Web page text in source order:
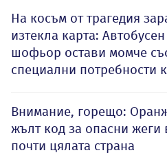
На косъм от трагедия
изтекла карта: Автобусен
шофьор остави момче
специални потребности
Внимание, горещо:
жълт код за опасни жеги
почти цялата страна